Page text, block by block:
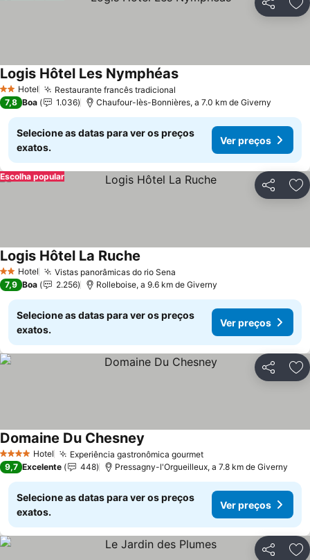
Partilhar
2 Estrelas
Hotel Restaurante francês tradicional
Logis Hôtel Les Nymphéas
7,8 Boa 1.036 Chaufour-lès-Bonnières, a 7.0 km de Giverny
Selecione as datas para ver os preços
exatos.
Ver preços
Partilhar
Escolha popular
2 Estrelas
Hotel Vistas panorâmicas do rio Sena
Logis Hôtel La Ruche
7,9 Boa 2.256 Rolleboise, a 9.6 km de Giverny
Selecione as datas para ver os preços
exatos.
Ver preços
Partilhar
4 EstrelasHotel Experiência gastronômica gourmet
Domaine Du Chesney
9,7 Excelente 448 Pressagny-l'Orgueilleux, a 7.8 km de Giverny
Selecione as datas para ver os preços
exatos.
Ver preços
Partilhar